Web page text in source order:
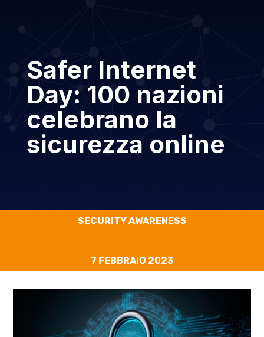
Safer Internet
Day: 100 nazioni
celebrano la
sicurezza online
SECURITY AWARENESS
7 FEBBRAIO 2023